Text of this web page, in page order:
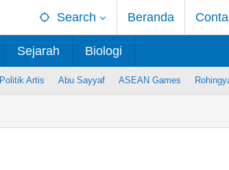
Search Beranda
Sejarah Biologi
Politik Artis Abu Sayyaf ASEAN Games